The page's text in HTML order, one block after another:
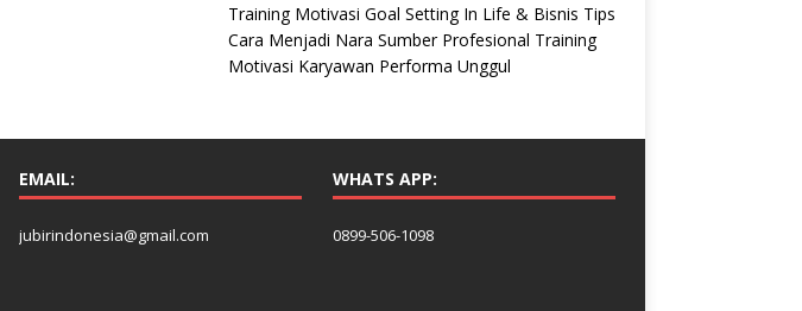
Training Motivasi Goal Setting In Life & Bisnis Tips
Cara Menjadi Nara Sumber Profesional Training
Motivasi Karyawan Performa Unggul
EMAIL:
jubirindonesia@gmail.com
WHATS APP:
0899-506-1098